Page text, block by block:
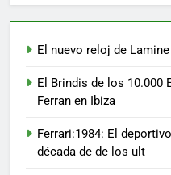
El nuevo reloj de
El Brindis de los 10.000
Ferran en Ibiza
Ferrari:1984: El
década de de los ult